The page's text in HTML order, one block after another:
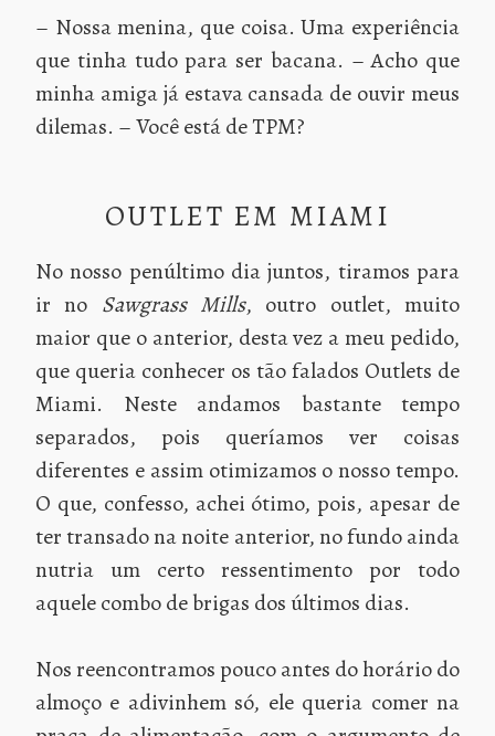
– Nossa menina, que coisa. Uma experiência
que tinha tudo para ser bacana. – Acho que
minha amiga já estava cansada de ouvir meus
dilemas. – Você está de TPM?
OUTLET EM MIAMI
No nosso penúltimo dia juntos, tiramos para
ir no Sawgrass Mills, outro outlet, muito
maior que o anterior, desta vez a meu pedido,
que queria conhecer os tão falados Outlets de
Miami. Neste andamos bastante tempo
separados, pois queríamos ver coisas
diferentes e assim otimizamos o nosso tempo.
O que, confesso, achei ótimo, pois, apesar de
ter transado na noite anterior, no fundo ainda
nutria um certo ressentimento por todo
aquele combo de brigas dos últimos dias.
Nos reencontramos pouco antes do horário do
almoço e adivinhem só, ele queria comer na